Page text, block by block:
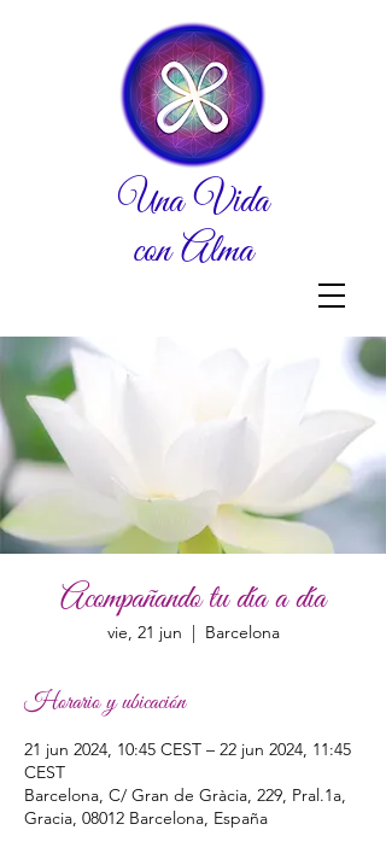
Una Vida
con Alma
Acompañando tu día a día
vie, 21 jun
  |
Barcelona
Horario y ubicación
21 jun 2024, 10:45 CEST – 22 jun 2024, 11:45
CEST
Barcelona, C/ Gran de Gràcia, 229, Pral.1a,
Gracia, 08012 Barcelona, España